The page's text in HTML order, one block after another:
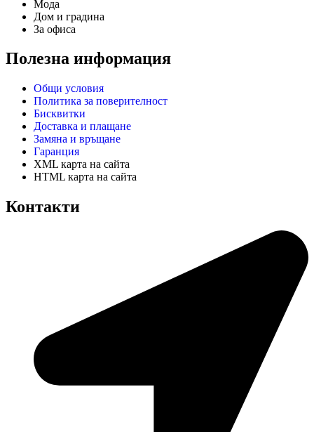
Мода
Дом и градина
За офиса
Полезна информация
Общи условия
Политика за поверителност
Бисквитки
Доставка и плащане
Замяна и връщане
Гаранция
XML карта на сайта
HTML карта на сайта
Контакти